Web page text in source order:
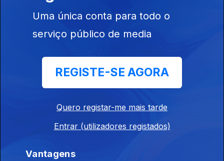
25 jul. 2026
Uma única conta para todo o
serviço público de media
REGISTE-SE AGORA
Quero registar-me mais tarde
Entrar (utilizadores registados)
Vantagens